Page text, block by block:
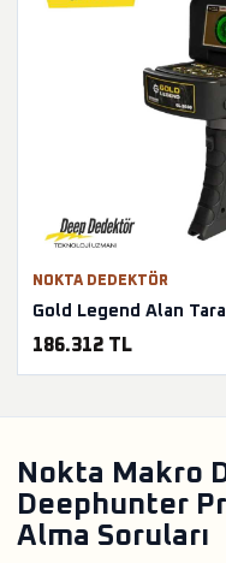
NOKTA DEDEKTÖR
Gold Legend Alan
186.312 TL
Nokta Makro
Deephunter
Alma Soruları